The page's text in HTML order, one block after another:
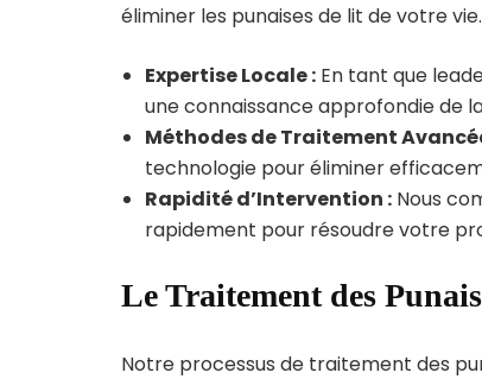
éliminer les punaises de lit de votre
Expertise Locale : En tant que
une connaissance approfondie de
Méthodes de Traitement
technologie pour éliminer
Rapidité d’Intervention : Nous
rapidement pour résoudre votre
Le Traitement des
Notre processus de traitement des